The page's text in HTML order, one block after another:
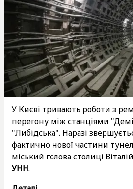
У Києві тривають роботи з
перегону між станціями
"Либідська". Наразі
фактично нової частини
міський голова столиці
УНН.